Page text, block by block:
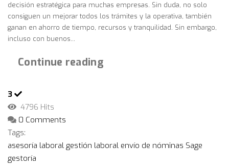
decisión estratégica para muchas empresas. Sin duda, no solo
consiguen un mejorar todos los trámites y la operativa, también
ganan en ahorro de tiempo, recursos y tranquilidad. Sin embargo,
incluso con buenos...
Continue reading
3
4796 Hits
0 Comments
Tags:
asesoría laboral gestión laboral envío de nóminas Sage
gestoría